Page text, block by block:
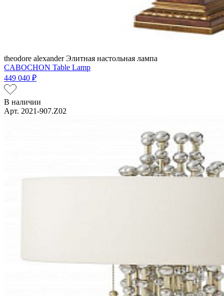
theodore alexanderЭлитная настольная лампа
CABOCHON Table Lamp
449 040 ₽
В наличии
Арт. 2021-907.Z02